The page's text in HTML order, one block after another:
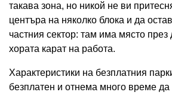
такава зона, но никой не ви
центъра на няколко блока и да
частния сектор: там има място
хората карат на работа.
Характеристики на безплатния
безплатен и отнема много време да